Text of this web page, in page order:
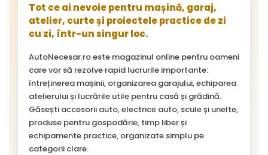
Tot ce ai nevoie pentru mașină, garaj,
atelier, curte și proiectele practice de zi
cu zi, într-un singur loc.
AutoNecesar.ro este magazinul online pentru oameni
care vor să rezolve rapid lucrurile importante:
întreținerea mașinii, organizarea garajului, echiparea
atelierului și lucrările utile pentru casă și grădină.
Găsești accesorii auto, electrice auto, scule și unelte,
produse pentru gospodărie, timp liber și
echipamente practice, organizate simplu pe
categorii clare.